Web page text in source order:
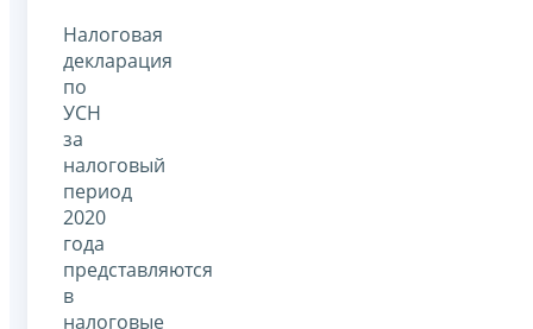
Налоговая
декларация
по
УСН
за
налоговый
период
2020
года
представляются
в
налоговые